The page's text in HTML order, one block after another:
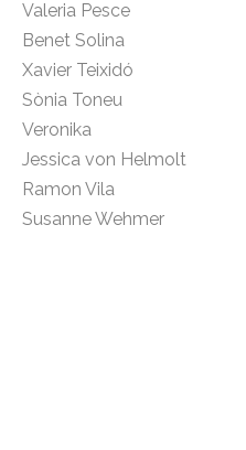
Valeria Pesce
Benet Solina
Xavier Teixidó
Sònia Toneu
Veronika
Jessica von Helmolt
Ramon Vila
Susanne Wehmer